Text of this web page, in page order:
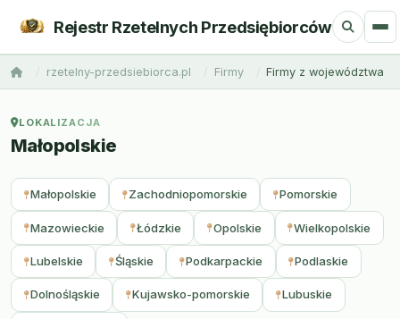
Rejestr Rzetelnych Przedsiębiorców
rzetelny-przedsiebiorca.pl Firmy Firmy z województwa
LOKALIZACJA
Małopolskie
Małopolskie Zachodniopomorskie Pomorskie
Mazowieckie Łódzkie Opolskie Wielkopolskie
Lubelskie Śląskie Podkarpackie Podlaskie
Dolnośląskie Kujawsko-pomorskie Lubuskie